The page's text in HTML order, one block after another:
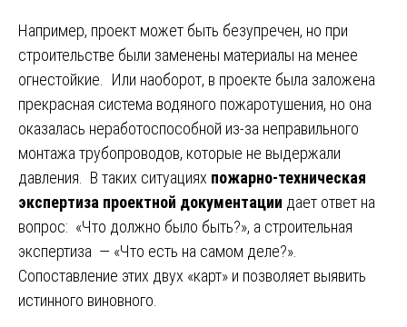
Например, проект может быть безупречен, но при
строительстве были заменены материалы на менее
огнестойкие. Или наоборот, в проекте была заложена
прекрасная система водяного пожаротушения, но она
оказалась неработоспособной из-за неправильного
монтажа трубопроводов, которые не выдержали
давления. В таких ситуациях пожарно-техническая
экспертиза проектной документации дает ответ на
вопрос: «Что должно было быть?», а строительная
экспертиза — «Что есть на самом деле?».
Сопоставление этих двух «карт» и позволяет выявить
истинного виновного.